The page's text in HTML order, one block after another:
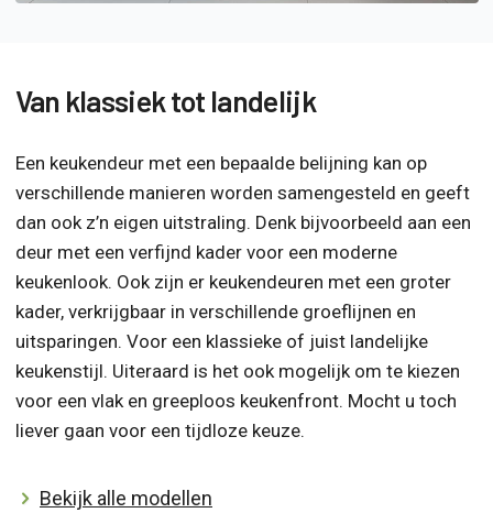
Van klassiek tot landelijk
Een keukendeur met een bepaalde belijning kan op
verschillende manieren worden samengesteld en geeft
dan ook z’n eigen uitstraling. Denk bijvoorbeeld aan een
deur met een verfijnd kader voor een moderne
keukenlook. Ook zijn er keukendeuren met een groter
kader, verkrijgbaar in verschillende groeflijnen en
uitsparingen. Voor een klassieke of juist landelijke
keukenstijl. Uiteraard is het ook mogelijk om te kiezen
voor een vlak en greeploos keukenfront. Mocht u toch
liever gaan voor een tijdloze keuze.
Bekijk alle modellen